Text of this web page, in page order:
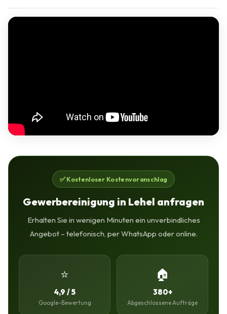
✅ Kostenloser Kostenvoranschlag
Gewerbereinigung in Lehel anfragen
Erhalten Sie in wenigen Minuten ein unverbindliches
Angebot – telefonisch, per WhatsApp oder online.
⭐
4,9 / 5
Google-Bewertung
🏠
380+
Abgeschlossene Aufträge